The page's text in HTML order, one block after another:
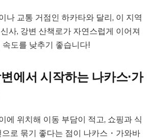
나 교통 거점인 하카타와 달리, 이 지역
사, 강변 산책로가 자연스럽게 이어져
속도를 낮추기 좋습니다!
에서 시작하는 나카스·가
에 위치해 이동 부담이 적고, 쇼핑과 식
로 묶기 좋다는 점이 나카스・가와바